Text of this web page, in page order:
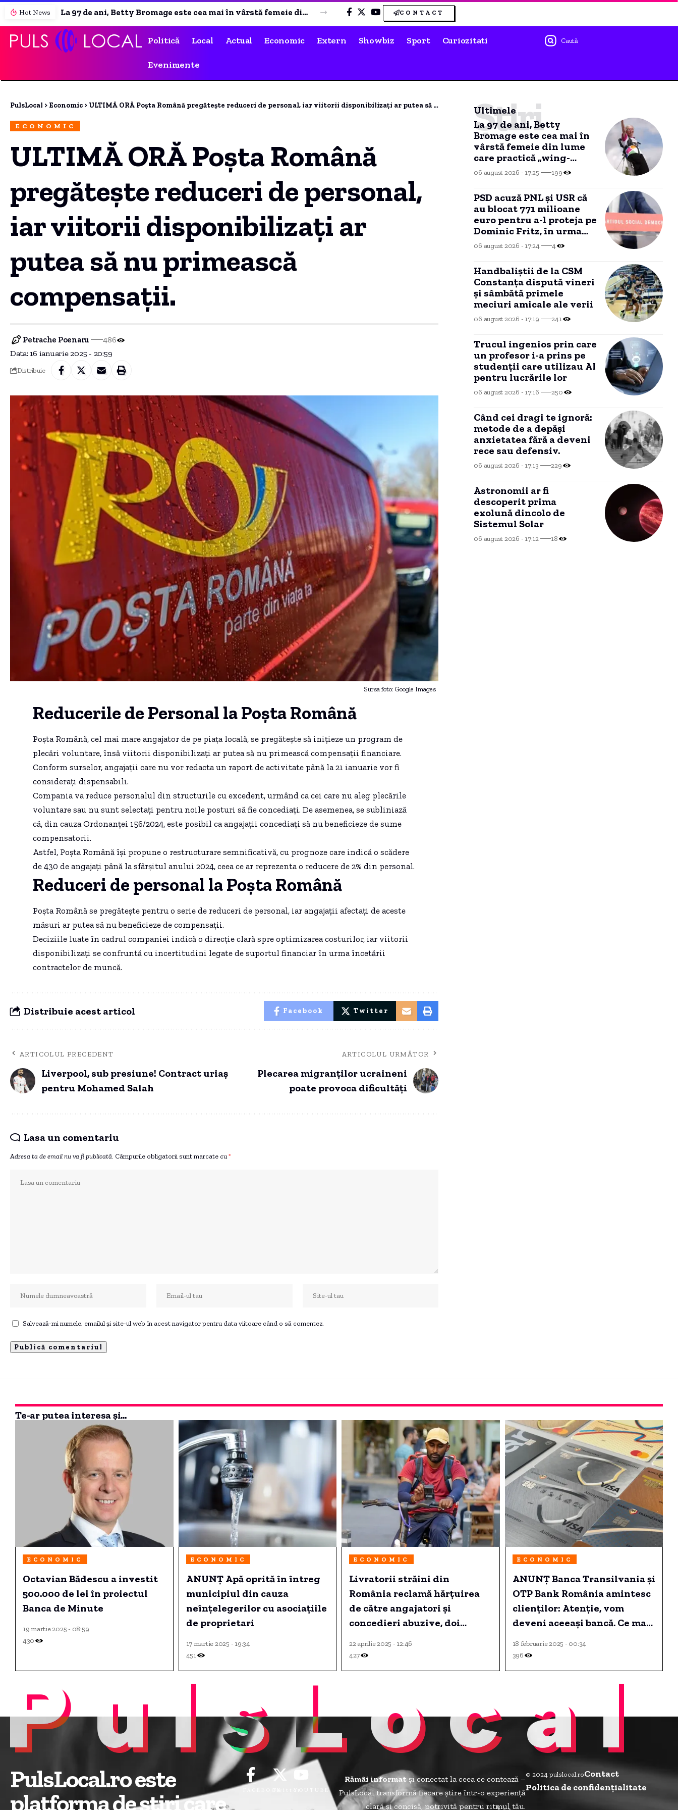
Hot News
La 97 de ani, Betty Bromage este cea mai în vârstă femeie din lume care practică „wing-walking” PSD acuză PNL și USR că au blocat 771 milioane euro pentru a-l proteja pe Dominic Fritz, în urma contestării Legii Integrității la CCR. CONTACT
Politică Local Actual Economic Extern Showbiz Sport Curiozitati
Evenimente
Caută
PulsLocal > Economic > ULTIMĂ ORĂ Poșta Română pregătește reduceri de personal, iar viitorii disponibilizați ar putea să nu primească compensații.
ECONOMIC
ULTIMĂ ORĂ Poșta Română
pregătește reduceri de personal,
iar viitorii disponibilizați ar
putea să nu primească
compensații.
Data: 16 ianuarie 2025 - 20:59
Petrache Poenaru 486
Distribuie
Sursa foto: Google Images
Reducerile de Personal la Poșta Română
Poșta Română, cel mai mare angajator de pe piața locală, se pregătește să inițieze un program de
plecări voluntare, însă viitorii disponibilizați ar putea să nu primească compensații financiare.
Conform surselor, angajații care nu vor redacta un raport de activitate până la 21 ianuarie vor fi
considerați dispensabili.
Compania va reduce personalul din structurile cu excedent, urmând ca cei care nu aleg plecările
voluntare sau nu sunt selectați pentru noile posturi să fie concediați. De asemenea, se subliniază
că, din cauza Ordonanței 156/2024, este posibil ca angajații concediați să nu beneficieze de sume
compensatorii.
Astfel, Poșta Română își propune o restructurare semnificativă, cu prognoze care indică o scădere
de 430 de angajați până la sfârșitul anului 2024, ceea ce ar reprezenta o reducere de 2% din personal.
Reduceri de personal la Poșta Română
Poșta Română se pregătește pentru o serie de reduceri de personal, iar angajații afectați de aceste
măsuri ar putea să nu beneficieze de compensații.
Deciziile luate în cadrul companiei indică o direcție clară spre optimizarea costurilor, iar viitorii
disponibilizați se confruntă cu incertitudini legate de suportul financiar în urma încetării
contractelor de muncă.
Distribuie acest articol Facebook Twitter
ARTICOLUL PRECEDENT
Liverpool, sub presiune! Contract uriaș
pentru Mohamed Salah
ARTICOLUL URMĂTOR
Plecarea migranților ucraineni
poate provoca dificultăți
Lasa un comentariu
Adresa ta de email nu va fi publicată. Câmpurile obligatorii sunt marcate cu*
Salvează-mi numele, emailul și site-ul web în acest navigator pentru data viitoare când o să comentez.
Ultimele
Știri
La 97 de ani, Betty
Bromage este cea mai în
vârstă femeie din lume
care practică „wing-
walking”
06 august 2026 - 17:25 199
PSD acuză PNL și USR că
au blocat 771 milioane
euro pentru a-l proteja pe
Dominic Fritz, în urma
contestării Legii
Integrității la CCR.
06 august 2026 - 17:24 4
Handbaliștii de la CSM
Constanța dispută vineri
și sâmbătă primele
meciuri amicale ale verii
06 august 2026 - 17:19 241
Trucul ingenios prin care
un profesor i-a prins pe
studenții care utilizau AI
pentru lucrările lor
06 august 2026 - 17:16 250
Când cei dragi te ignoră:
metode de a depăși
anxietatea fără a deveni
rece sau defensiv.
06 august 2026 - 17:13 229
Astronomii ar fi
descoperit prima
exolună dincolo de
Sistemul Solar
06 august 2026 - 17:12 18
Te-ar putea interesa și...
ECONOMIC
Octavian Bădescu a investit
500.000 de lei în proiectul
Banca de Minute
19 martie 2025 - 08:59
430
ECONOMIC
ANUNȚ Apă oprită în întreg
municipiul din cauza
neînțelegerilor cu asociațiile
de proprietari
17 martie 2025 - 19:34
451
ECONOMIC
Livratorii străini din
România reclamă hărțuirea
de către angajatori și
concedieri abuzive, doi
obținând despăgubiri morale.
22 aprilie 2025 - 12:46
427
ECONOMIC
ANUNȚ Banca Transilvania și
OTP Bank România amintesc
clienților: Atenție, vom
deveni aceeași bancă. Ce mai
zile
18 februarie 2025 - 00:34
396
PulsLocal
PulsLocal.ro este
platforma de știri care
YOUTUBE
Rămâi informatși conectat la ceea ce contează –
PulsLocal transformă fiecare știre într-o experiență
clară și concisă, potrivită pentru ritmul tău.
© 2024 pulslocal.roContact
Politica de confidenţialitate